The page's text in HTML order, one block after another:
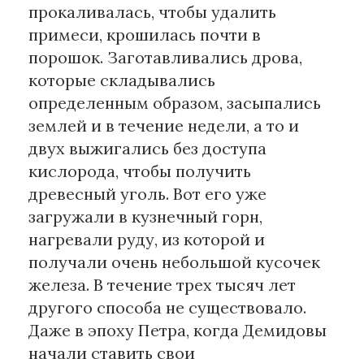
прокаливалась, чтобы удалить
примеси, крошилась почти в
порошок. Заготавливались дрова,
которые складывались
определенным образом, засыпались
землей и в течение недели, а то и
двух выжигались без доступа
кислорода, чтобы получить
древесный уголь. Вот его уже
загружали в кузнечный горн,
нагревали руду, из которой и
получали очень небольшой кусочек
железа. В течение трех тысяч лет
другого способа не существовало.
Даже в эпоху Петра, когда Демидовы
начали ставить свои